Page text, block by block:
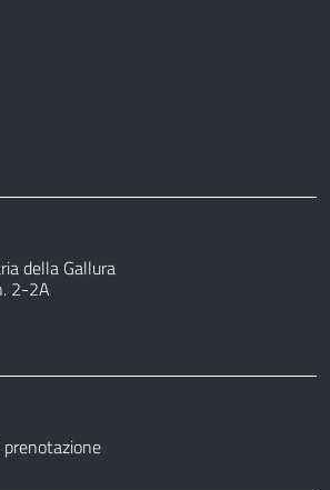
della Gallura
2-2A